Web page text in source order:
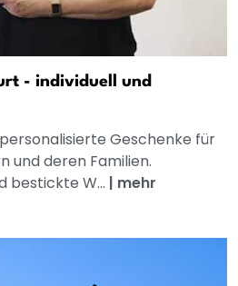
- individuell und
Geschenke für
und deren Familien.
bestickte W... | mehr